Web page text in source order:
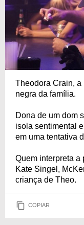
Theodora Crain, a
negra da família.
Dona de um dom
isola sentimental
em uma tentativa
Quem interpreta a
Kate Singel,
criança de Theo.
COPIAR